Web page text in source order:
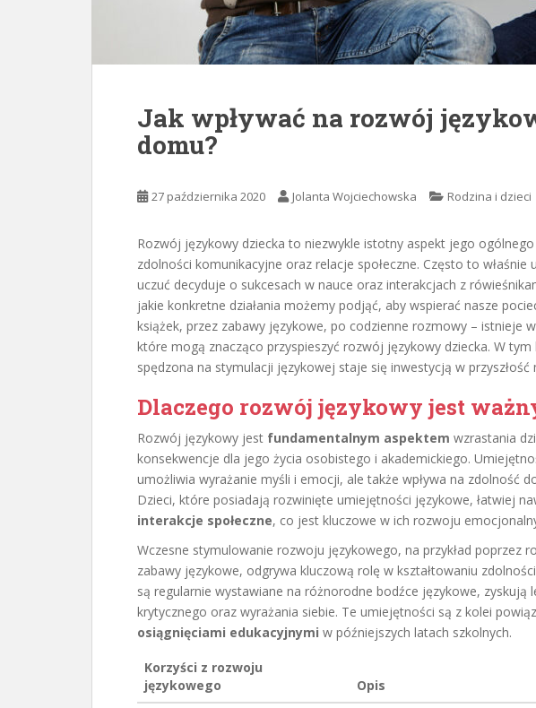
Jak wpływać na rozwój
domu?
27 października 2020 Jolanta Wojciechowska Rodzina i dzieci
Rozwój językowy dziecka to niezwykle istotny aspekt jego
zdolności komunikacyjne oraz relacje społeczne. Często to
uczuć decyduje o sukcesach w nauce oraz interakcjach z
jakie konkretne działania możemy podjąć, aby wspierać nasze
książek, przez zabawy językowe, po codzienne rozmowy – istnieje
które mogą znacząco przyspieszyć rozwój językowy dziecka. W tym
spędzona na stymulacji językowej staje się inwestycją w przyszłość
Dlaczego rozwój językowy jest
Rozwój językowy jest fundamentalnym aspektem wzrastania
konsekwencje dla jego życia osobistego i akademickiego.
umożliwia wyrażanie myśli i emocji, ale także wpływa na zdolność
Dzieci, które posiadają rozwinięte umiejętności językowe, łatwiej
interakcje społeczne, co jest kluczowe w ich rozwoju
Wczesne stymulowanie rozwoju językowego, na przykład poprzez
zabawy językowe, odgrywa kluczową rolę w kształtowaniu
są regularnie wystawiane na różnorodne bodźce językowe, zyskują
krytycznego oraz wyrażania siebie. Te umiejętności są z kolei
osiągnięciami edukacyjnymi w późniejszych latach szkolnych.
Korzyści z rozwoju
językowego
Opis